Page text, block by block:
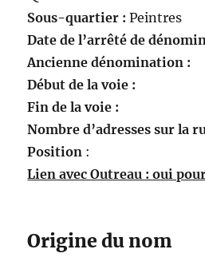
Sous-quartier : Peintres
Date de l’arrêté de
Ancienne dénomination :
Début de la voie :
Fin de la voie :
Nombre d’adresses sur la
Position :
Lien avec Outreau : oui
Origine du nom